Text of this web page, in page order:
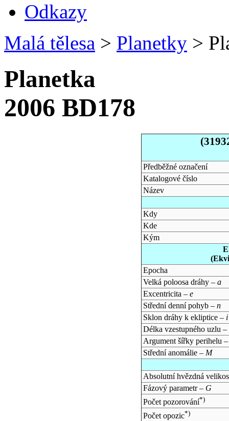
Odkazy
Malá tělesa > Planetky >
Planetka
2006 BD178
Předběžné označení
Katalogové číslo
Název
Kdy
Kde
Kým
Epocha
Velká poloosa dráhy – a
Excentricita – e
Střední denní pohyb – n
Sklon dráhy k ekliptice – i
Délka vzestupného uzlu –
Argument šířky perihelu
Střední anomálie – M
Absolutní hvězdná
Fázový parametr – G
Počet pozorování*)
Počet opozic*)